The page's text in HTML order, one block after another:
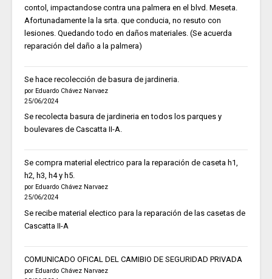
contol, impactandose contra una palmera en el blvd. Meseta.
Afortunadamente la la srta. que conducia, no resuto con
lesiones. Quedando todo en daños materiales. (Se acuerda
reparación del daño a la palmera)
Se hace recolección de basura de jardineria.
por Eduardo Chávez Narvaez
25/06/2024
Se recolecta basura de jardineria en todos los parques y
boulevares de Cascatta II-A.
Se compra material electrico para la reparación de caseta h1,
h2, h3, h4 y h5.
por Eduardo Chávez Narvaez
25/06/2024
Se recibe material electico para la reparación de las casetas de
Cascatta II-A
COMUNICADO OFICAL DEL CAMIBIO DE SEGURIDAD PRIVADA
por Eduardo Chávez Narvaez